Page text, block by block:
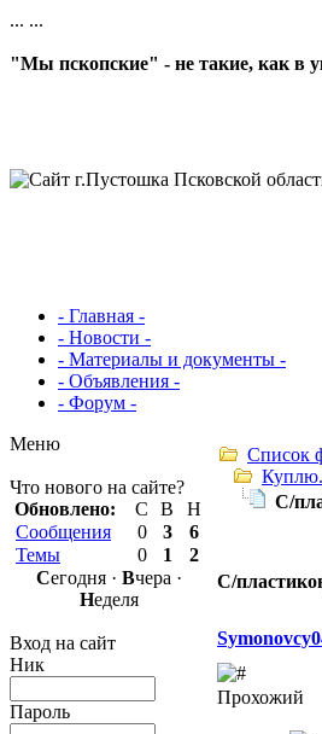
... ...
"Мы пскопские" - не такие, как в
- Главная -
- Новости -
- Материалы и документы -
- Объявления -
- Форум -
Меню
Что нового на сайте?
Обновлено:
С В
Н
Сообщения
0 3
6
Темы
0 1
2
Сегодня · Вчера ·
Неделя
Вход на сайт
Ник
Пароль
Список
Куплю.
С/
С/
Прохожий